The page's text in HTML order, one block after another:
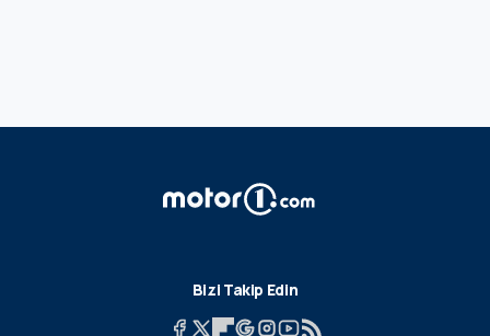
Bizi Takip Edin